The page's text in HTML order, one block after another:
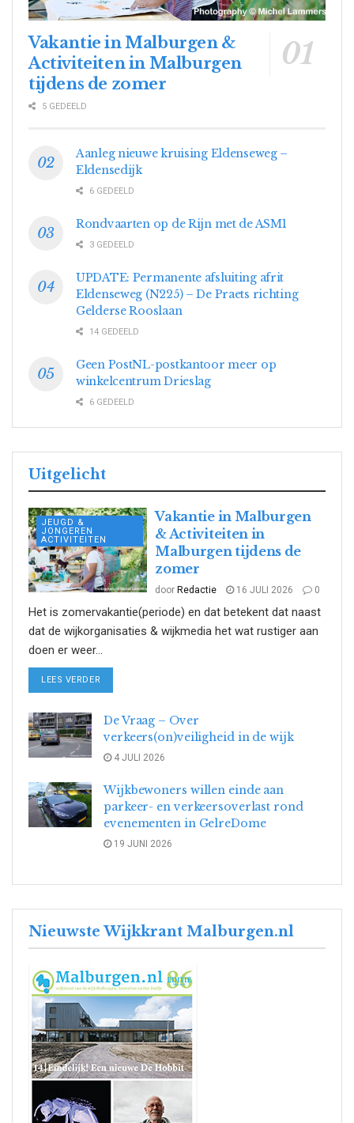
Vakantie in Malburgen &
Activiteiten in Malburgen
tijdens de zomer
5 GEDEELD
Aanleg nieuwe kruising Eldenseweg –
Eldensedijk
6 GEDEELD
Rondvaarten op de Rijn met de ASM1
3 GEDEELD
UPDATE: Permanente afsluiting afrit
Eldenseweg (N225) – De Praets richting
Gelderse Rooslaan
14 GEDEELD
Geen PostNL-postkantoor meer op
winkelcentrum Drieslag
6 GEDEELD
Uitgelicht
JEUGD &
JONGEREN
ACTIVITEITEN
Vakantie in Malburgen
& Activiteiten in
Malburgen tijdens de
zomer
door Redactie 16 JULI 2026 0
Het is zomervakantie(periode) en dat betekent dat naast
dat de wijkorganisaties & wijkmedia het wat rustiger aan
doen er weer...
LEES VERDER
De Vraag – Over
verkeers(on)veiligheid in de wijk
4 JULI 2026
Wijkbewoners willen einde aan
parkeer- en verkeersoverlast rond
evenementen in GelreDome
19 JUNI 2026
Nieuwste Wijkkrant Malburgen.nl